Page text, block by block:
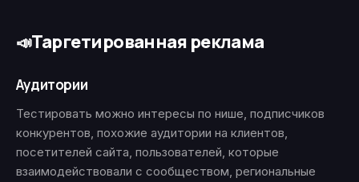
📣Таргетированная реклама
Аудитории
Тестировать можно интересы по нише, подписчиков
конкурентов, похожие аудитории на клиентов,
посетителей сайта, пользователей, которые
взаимодействовали с сообществом, региональные